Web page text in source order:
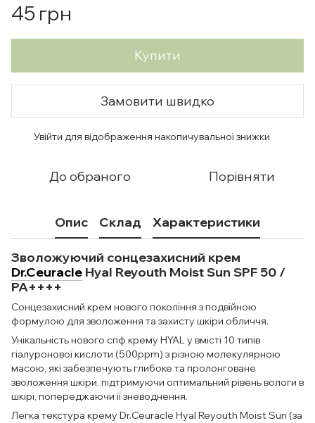
45 грн
Купити
Замовити швидко
Увійти для відображення накопичувальної знижки
До обраного Порівняти
Опис Склад Характеристики
Зволожуючий сонцезахисний крем
Dr.Ceuracle Hyal Reyouth Moist Sun SPF 50 /
PA++++
Сонцезахисний крем нового покоління з подвійною
формулою для зволоження та захисту шкіри обличчя.
Унікальність нового спф крему HYAL у вмісті 10 типів
гіалуронової кислоти (500ppm) з різною молекулярною
масою, які забезпечують глибоке та пролонговане
зволоження шкіри, підтримуючи оптимальний рівень вологи в
шкірі, попереджаючи її зневоднення.
Легка текстура крему Dr.Ceuracle Hyal Reyouth Moist Sun (за